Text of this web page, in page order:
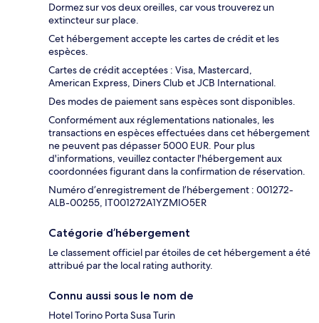
Dormez sur vos deux oreilles, car vous trouverez un
extincteur sur place.
Cet hébergement accepte les cartes de crédit et les
espèces.
Cartes de crédit acceptées : Visa, Mastercard,
American Express, Diners Club et JCB International.
Des modes de paiement sans espèces sont disponibles.
Conformément aux réglementations nationales, les
transactions en espèces effectuées dans cet hébergement
ne peuvent pas dépasser 5000 EUR. Pour plus
d'informations, veuillez contacter l'hébergement aux
coordonnées figurant dans la confirmation de réservation.
Numéro d’enregistrement de l’hébergement : 001272-
ALB-00255, IT001272A1YZMIO5ER
Catégorie d’hébergement
Le classement officiel par étoiles de cet hébergement a été
attribué par the local rating authority.
Connu aussi sous le nom de
Hotel Torino Porta Susa Turin